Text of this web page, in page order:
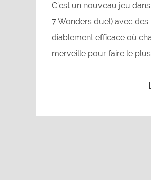
C’est un nouveau jeu
7 Wonders duel) avec
diablement efficace où
merveille pour faire le